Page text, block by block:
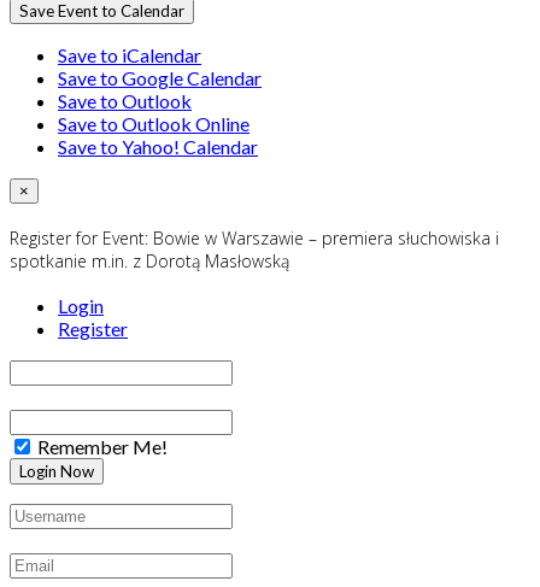
Save Event to Calendar
Save to iCalendar
Save to Google Calendar
Save to Outlook
Save to Outlook Online
Save to Yahoo! Calendar
×
Register for Event: Bowie w Warszawie – premiera słuchowiska i
spotkanie m.in. z Dorotą Masłowską
Login
Register
Remember Me!